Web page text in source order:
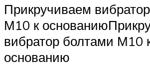
Прикручиваем
М10 к
вибратор болтами М10
основанию